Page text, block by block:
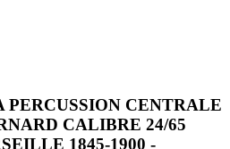
PERCUSSION CENTRALE
CALIBRE 24/65
1845-1900 -